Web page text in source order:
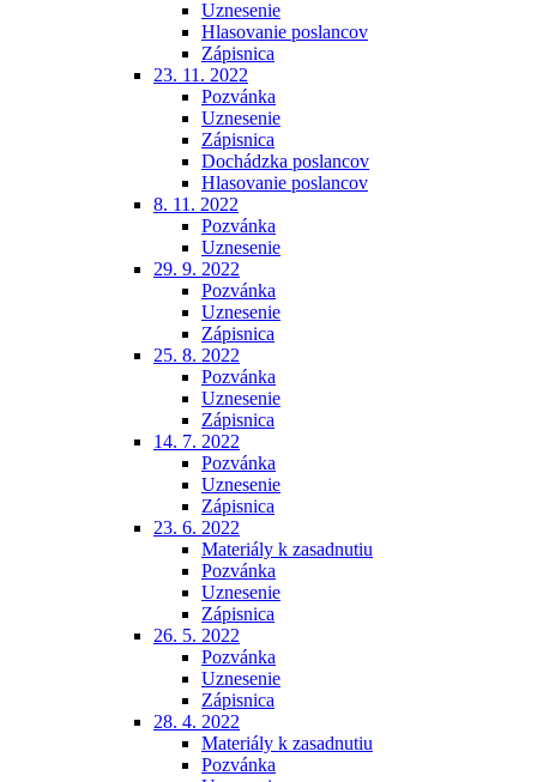
Uznesenie
Hlasovanie poslancov
Zápisnica
23. 11. 2022
Pozvánka
Uznesenie
Zápisnica
Dochádzka poslancov
Hlasovanie poslancov
8. 11. 2022
Pozvánka
Uznesenie
29. 9. 2022
Pozvánka
Uznesenie
Zápisnica
25. 8. 2022
Pozvánka
Uznesenie
Zápisnica
14. 7. 2022
Pozvánka
Uznesenie
Zápisnica
23. 6. 2022
Materiály k zasadnutiu
Pozvánka
Uznesenie
Zápisnica
26. 5. 2022
Pozvánka
Uznesenie
Zápisnica
28. 4. 2022
Materiály k zasadnutiu
Pozvánka